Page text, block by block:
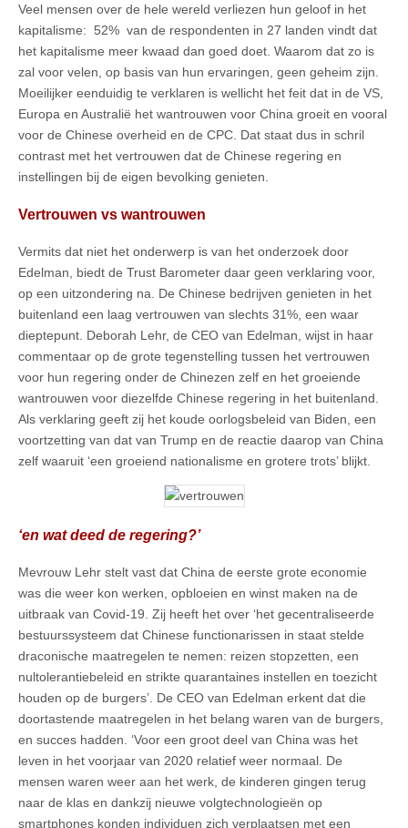
Veel mensen over de hele wereld verliezen hun geloof in het
kapitalisme: 52% van de respondenten in 27 landen vindt dat
het kapitalisme meer kwaad dan goed doet. Waarom dat zo is
zal voor velen, op basis van hun ervaringen, geen geheim zijn.
Moeilijker eenduidig te verklaren is wellicht het feit dat in de VS,
Europa en Australië het wantrouwen voor China groeit en vooral
voor de Chinese overheid en de CPC. Dat staat dus in schril
contrast met het vertrouwen dat de Chinese regering en
instellingen bij de eigen bevolking genieten.
Vertrouwen vs wantrouwen
Vermits dat niet het onderwerp is van het onderzoek door
Edelman, biedt de Trust Barometer daar geen verklaring voor,
op een uitzondering na. De Chinese bedrijven genieten in het
buitenland een laag vertrouwen van slechts 31%, een waar
dieptepunt. Deborah Lehr, de CEO van Edelman, wijst in haar
commentaar op de grote tegenstelling tussen het vertrouwen
voor hun regering onder de Chinezen zelf en het groeiende
wantrouwen voor diezelfde Chinese regering in het buitenland.
Als verklaring geeft zij het koude oorlogsbeleid van Biden, een
voortzetting van dat van Trump en de reactie daarop van China
zelf waaruit ‘een groeiend nationalisme en grotere trots’ blijkt.
‘en wat deed de regering?’
Mevrouw Lehr stelt vast dat China de eerste grote economie
was die weer kon werken, opbloeien en winst maken na de
uitbraak van Covid-19. Zij heeft het over ‘het gecentraliseerde
bestuurssysteem dat Chinese functionarissen in staat stelde
draconische maatregelen te nemen: reizen stopzetten, een
nultolerantiebeleid en strikte quarantaines instellen en toezicht
houden op de burgers’. De CEO van Edelman erkent dat die
doortastende maatregelen in het belang waren van de burgers,
en succes hadden. ‘Voor een groot deel van China was het
leven in het voorjaar van 2020 relatief weer normaal. De
mensen waren weer aan het werk, de kinderen gingen terug
naar de klas en dankzij nieuwe volgtechnologieën op
smartphones konden individuen zich verplaatsen met een